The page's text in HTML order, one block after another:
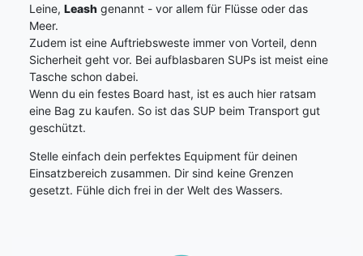
Leine, Leash genannt - vor allem für Flüsse oder das
Meer.
Zudem ist eine Auftriebsweste immer von Vorteil, denn
Sicherheit geht vor. Bei aufblasbaren SUPs ist meist eine
Tasche schon dabei.
Wenn du ein festes Board hast, ist es auch hier ratsam
eine Bag zu kaufen. So ist das SUP beim Transport gut
geschützt.
Stelle einfach dein perfektes Equipment für deinen
Einsatzbereich zusammen. Dir sind keine Grenzen
gesetzt. Fühle dich frei in der Welt des Wassers.